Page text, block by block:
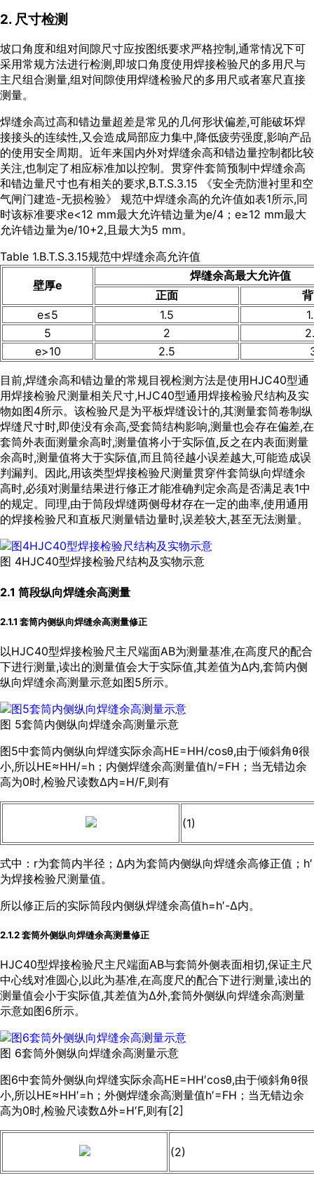
2. 尺寸检测
坡口角度和组对间隙尺寸应按图纸要求严格控制,通常情况下可
采用常规方法进行检测,即坡口角度使用焊接检验尺的多用尺与
主尺组合测量,组对间隙使用焊缝检验尺的多用尺或者塞尺直接
测量。
焊缝余高过高和错边量超差是常见的几何形状偏差,可能破坏焊
接接头的连续性,又会造成局部应力集中,降低疲劳强度,影响产品
的使用安全周期。近年来国内外对焊缝余高和错边量控制都比较
关注,也制定了相应标准加以控制。贯穿件套筒预制中焊缝余高
和错边量尺寸也有相关的要求,B.T.S.3.15 《安全壳防泄衬里和空
气闸门建造-无损检验》 规范中焊缝余高的允许值如表1所示,同
时该标准要求e<12 mm最大允许错边量为e/4；e≥12 mm最大
允许错边量为e/10+2,且最大为5 mm。
Table 1.B.T.S.3.15规范中焊缝余高允许值
壁厚e
焊缝余高最大允许值
正面
e≤5
1.5
5
2
e>10
2.5
目前,焊缝余高和错边量的常规目视检测方法是使用HJC40型通
用焊接检验尺测量相关尺寸,HJC40型通用焊接检验尺结构及实
物如图4所示。该检验尺是为平板焊缝设计的,其测量套筒卷制纵
焊缝尺寸时,即使没有余高,受套筒结构影响,测量也会存在偏差,在
套筒外表面测量余高时,测量值将小于实际值,反之在内表面测量
余高时,测量值将大于实际值,而且筒径越小误差越大,可能造成误
判漏判。因此,用该类型焊接检验尺测量贯穿件套筒纵向焊缝余
高时,必须对测量结果进行修正才能准确判定余高是否满足表1中
的规定。同理,由于筒段焊缝两侧母材存在一定的曲率,使用通用
的焊接检验尺和直板尺测量错边量时,误差较大,甚至无法测量。
图 4HJC40型焊接检验尺结构及实物示意
2.1 筒段纵向焊缝余高测量
2.1.1 套筒内侧纵向焊缝余高测量修正
以HJC40型焊接检验尺主尺端面AB为测量基准,在高度尺的配合
下进行测量,读出的测量值会大于实际值,其差值为Δ内,套筒内侧
纵向焊缝余高测量示意如图5所示。
图 5套筒内侧纵向焊缝余高测量示意
图5中套筒内侧纵向焊缝实际余高HE=HH/cosθ,由于倾斜角θ很
小,所以HE≈HH/=h；内侧焊缝余高测量值h/=FH；当无错边余
高为0时,检验尺读数Δ内=H/F,则有
(1)
式中：r为套筒内半径；Δ内为套筒内侧纵向焊缝余高修正值；h′
为焊接检验尺测量值。
所以修正后的实际筒段内侧纵焊缝余高值h=h′-Δ内。
2.1.2 套筒外侧纵向焊缝余高测量修正
HJC40型焊接检验尺主尺端面AB与套筒外侧表面相切,保证主尺
中心线对准圆心,以此为基准,在高度尺的配合下进行测量,读出的
测量值会小于实际值,其差值为Δ外,套筒外侧纵向焊缝余高测量
示意如图6所示。
图 6套筒外侧纵向焊缝余高测量示意
图6中套筒外侧纵向焊缝实际余高HE=HH′cosθ,由于倾斜角θ很
小,所以HE≈HH′=h；外侧焊缝余高测量值h′=FH；当无错边余
高为0时,检验尺读数Δ外=H′F,则有[2]
(2)